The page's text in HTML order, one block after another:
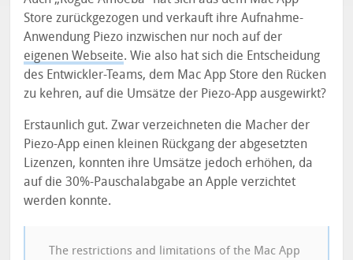
Store zurückgezogen und verkauft ihre Aufnahme-
Anwendung Piezo inzwischen nur noch auf der
eigenen Webseite. Wie also hat sich die Entscheidung
des Entwickler-Teams, dem Mac App Store den Rücken
zu kehren, auf die Umsätze der Piezo-App ausgewirkt?
Erstaunlich gut. Zwar verzeichneten die Macher der
Piezo-App einen kleinen Rückgang der abgesetzten
Lizenzen, konnten ihre Umsätze jedoch erhöhen, da
auf die 30%-Pauschalabgabe an Apple verzichtet
werden konnte.
The restrictions and limitations of the Mac App